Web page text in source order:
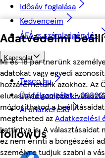
Adatvédelmi
Mi és 18 partnerünk
adatokat vagy egyedi
hozzáférhetünk azokhoz. Az
elutasítása gombok
módosíthatod a
megteheted azAdatkezelési
kattintva is. A
ez nem érinti a böngészési
személyre tudjuk szabni a
Idősáv foglalása
Kedvenceim
ÁFÁ-s számla igénylés
Kapcsolat
Tesco.hu
Ügyfélszolgálat -
Áruházkereső
followUs